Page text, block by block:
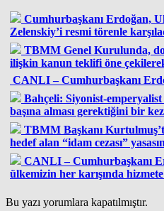
Cumhurbaşkanı Erdoğan,
Zelenskiy’i resmi törenle
TBMM Genel Kurulunda,
ilişkin kanun teklifi öne
CANLI – Cumhurbaşkanı
Bahçeli: Siyonist-emperyalist
başına alması gerektiğini bir
TBMM Başkanı
hedef alan “idam cezası”
CANLI – Cumhurbaşkanı
ülkemizin her karışında hizmete
Bu yazı yorumlara kapatılmıştır.